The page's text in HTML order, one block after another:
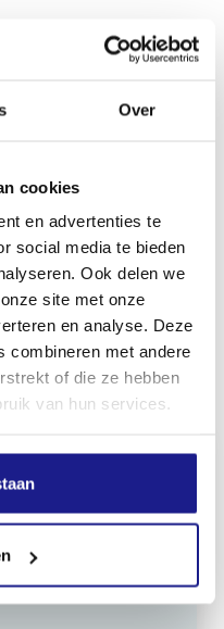
Over
cookies
en advertenties te
social media te bieden
Ook delen we
site met onze
en analyse. Deze
combineren met andere
of die ze hebben
van hun services.